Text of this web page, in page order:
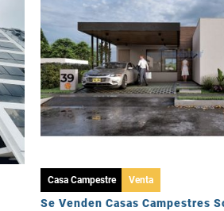
Casa Campestre Venta